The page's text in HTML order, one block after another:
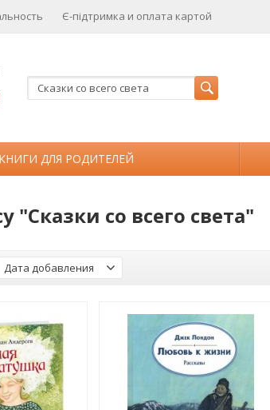
Є-підтримка и оплата картой
КНИГИ ДЛЯ РОДИТЕЛЕЙ
"Сказки со всего света"
Дата добавления